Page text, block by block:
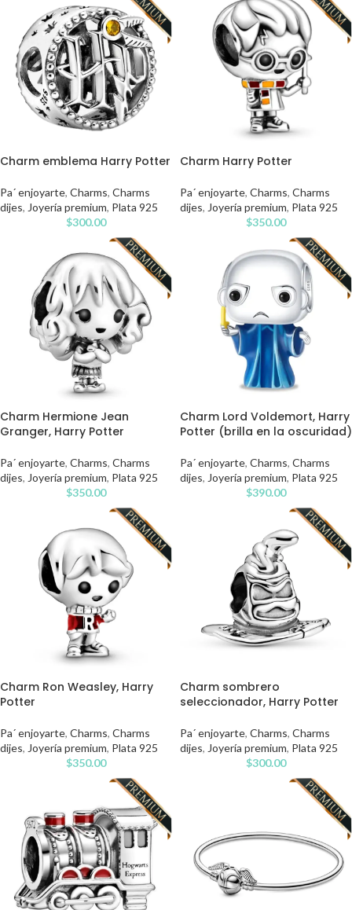
Charm emblema Harry Potter
Pa´ enjoyarte, Charms, Charms
dijes, Joyería premium, Plata 925
$300.00
Charm Harry Potter
Pa´ enjoyarte, Charms, Charms
dijes, Joyería premium, Plata 925
$350.00
Charm Hermione Jean
Granger, Harry Potter
Pa´ enjoyarte, Charms, Charms
dijes, Joyería premium, Plata 925
$350.00
Charm Lord Voldemort, Harry
Potter (brilla en la oscuridad)
Pa´ enjoyarte, Charms, Charms
dijes, Joyería premium, Plata 925
$390.00
Charm Ron Weasley, Harry
Potter
Pa´ enjoyarte, Charms, Charms
dijes, Joyería premium, Plata 925
$350.00
Charm sombrero
seleccionador, Harry Potter
Pa´ enjoyarte, Charms, Charms
dijes, Joyería premium, Plata 925
$300.00